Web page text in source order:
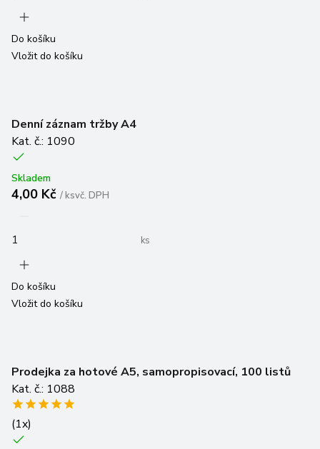
Do košíku
Vložit do košíku
Denní záznam tržby A4
Kat. č.: 1090
Skladem
4,00 Kč /ksvč. DPH
ks
Do košíku
Vložit do košíku
Prodejka za hotové A5, samopropisovací, 100 listů
Kat. č.: 1088
(1x)